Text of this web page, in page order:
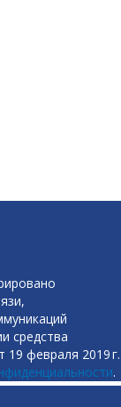
средства
февраля 2019 г.
.